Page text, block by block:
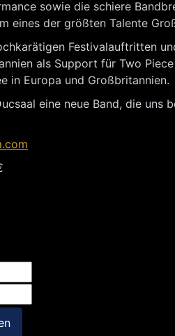
sowie die schiere
eines der größten Talente
Festivalauftritten
als Support für Two
in Europa und Großbritannien.
eine neue Band, die uns